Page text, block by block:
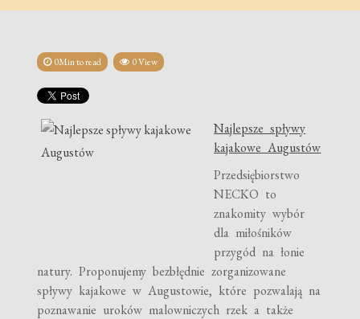
0Min to read 0 View
Najlepsze spływy
kajakowe Augustów
Przedsiębiorstwo
NECKO to
znakomity wybór
dla miłośników
przygód na łonie
natury. Proponujemy bezbłędnie zorganizowane
spływy kajakowe w Augustowie, które pozwalają na
poznawanie uroków malowniczych rzek a także